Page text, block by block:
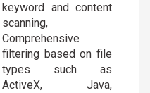
keyword and content
scanning,
Comprehensive
filtering based on file
types such as
ActiveX, Java,